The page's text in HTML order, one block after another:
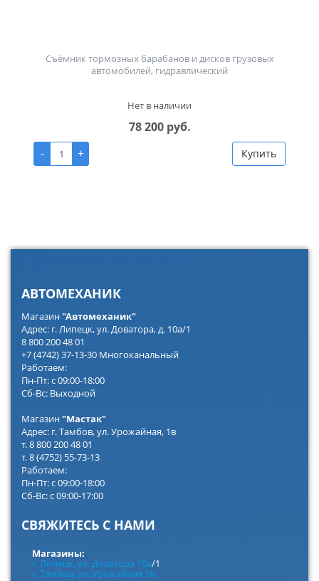
Съёмник тормозных барабанов и дисков грузовых
автомобилей, гидравлический
Нет в наличии
78 200 руб.
-
+ Купить
АВТОМЕХАНИК
Магазин"Автомеханик"
Адрес: г. Липецк, ул. Доватора, д. 10а/1
8 800 200 48 01
+7 (4742) 37-13-30 Многоканальный
Работаем:
Пн-Пт: с 09:00-18:00
Сб-Вс: Выходной
Магазин"Мастак"
Адрес: г. Тамбов, ул. Урожайная, 1в
т. 8 800 200 48 01
т. 8 (4752) 55-73-13
Работаем:
Пн-Пт: с 09:00-18:00
Сб-Вс: с 09:00-17:00
СВЯЖИТЕСЬ С НАМИ
Магазины:
г. Липецк, ул. Доватора 10а/1
г. Тамбов, ул. Урожайная 1в